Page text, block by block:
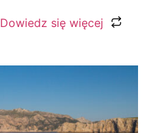
Dowiedz się więcej